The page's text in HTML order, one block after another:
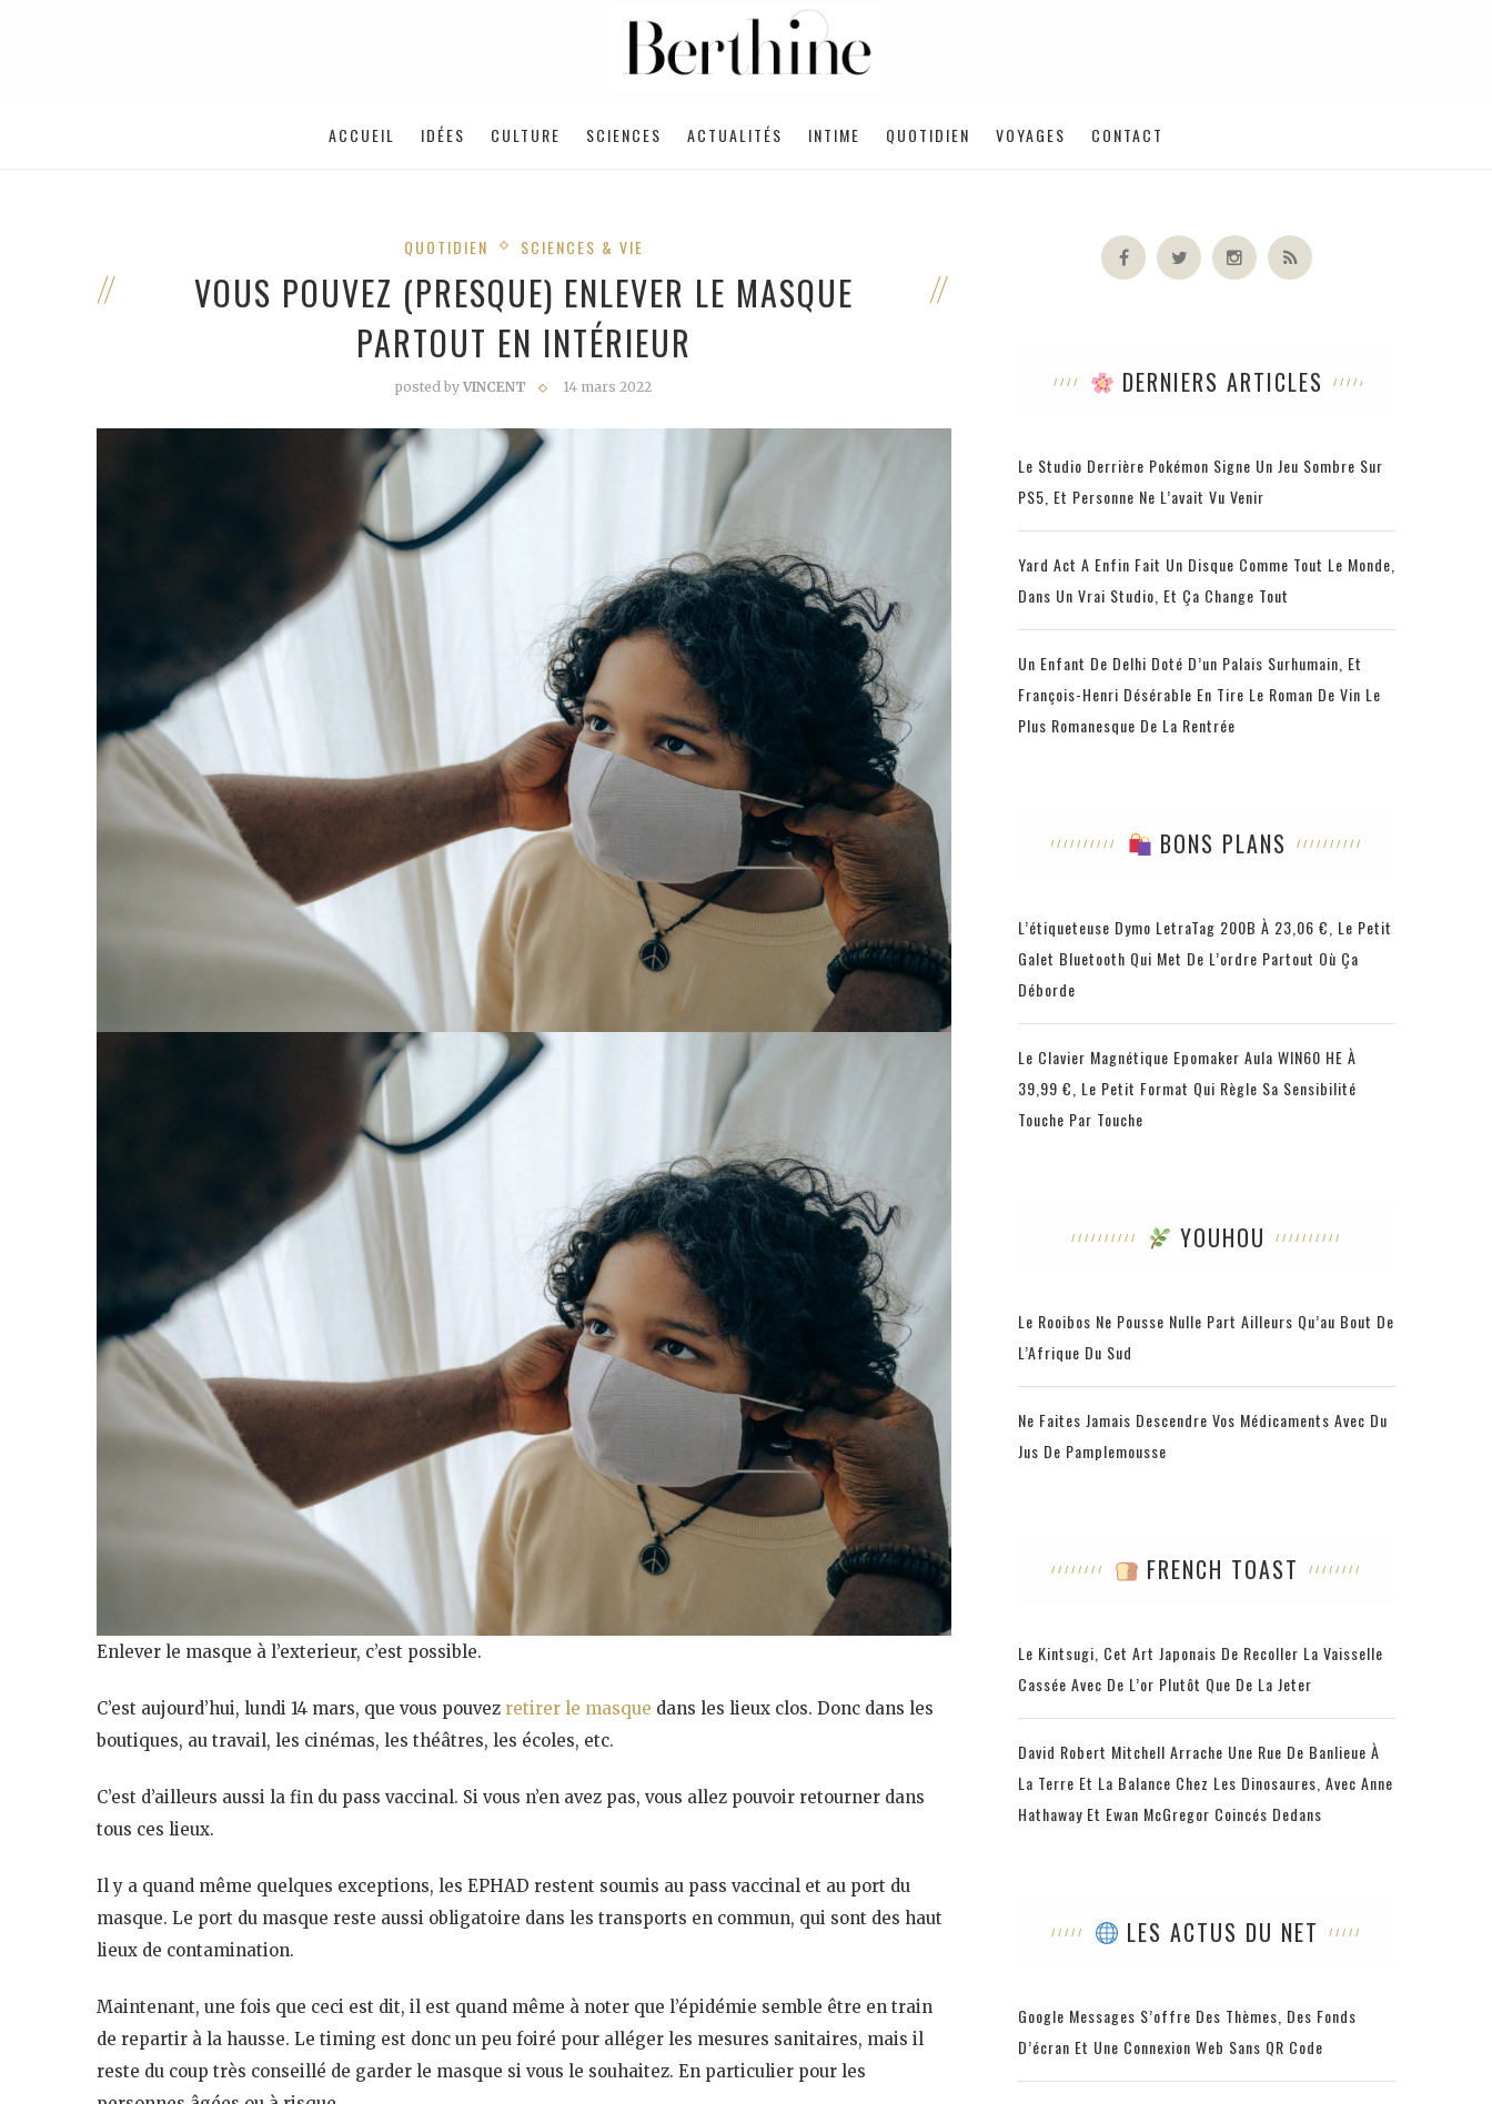
ACCUEIL IDÉES CULTURE SCIENCES ACTUALITÉS INTIME QUOTIDIEN VOYAGES CONTACT
QUOTIDIEN SCIENCES & VIE
VOUS POUVEZ (PRESQUE) ENLEVER LE MASQUE
PARTOUT EN INTÉRIEUR
posted byVINCENT 14 mars 2022
Enlever le masque à l’exterieur, c’est possible.
C’est aujourd’hui, lundi 14 mars, que vous pouvez retirer le masque dans les lieux clos. Donc dans les
boutiques, au travail, les cinémas, les théâtres, les écoles, etc.
C’est d’ailleurs aussi la fin du pass vaccinal. Si vous n’en avez pas, vous allez pouvoir retourner dans
tous ces lieux.
Il y a quand même quelques exceptions, les EPHAD restent soumis au pass vaccinal et au port du
masque. Le port du masque reste aussi obligatoire dans les transports en commun, qui sont des haut
lieux de contamination.
Maintenant, une fois que ceci est dit, il est quand même à noter que l’épidémie semble être en train
de repartir à la hausse. Le timing est donc un peu foiré pour alléger les mesures sanitaires, mais il
reste du coup très conseillé de garder le masque si vous le souhaitez. En particulier pour les
DERNIERS ARTICLES
Le Studio Derrière Pokémon Signe Un Jeu Sombre Sur
PS5, Et Personne Ne L’avait Vu Venir
Yard Act A Enfin Fait Un Disque Comme Tout Le Monde,
Dans Un Vrai Studio, Et Ça Change Tout
Un Enfant De Delhi Doté D’un Palais Surhumain, Et
François-Henri Désérable En Tire Le Roman De Vin Le
Plus Romanesque De La Rentrée
BONS PLANS
L’étiqueteuse Dymo LetraTag 200B À 23,06 €, Le Petit
Galet Bluetooth Qui Met De L’ordre Partout Où Ça
Déborde
Le Clavier Magnétique Epomaker Aula WIN60 HE À
39,99 €, Le Petit Format Qui Règle Sa Sensibilité
Touche Par Touche
YOUHOU
Le Rooibos Ne Pousse Nulle Part Ailleurs Qu’au Bout De
L’Afrique Du Sud
Ne Faites Jamais Descendre Vos Médicaments Avec Du
Jus De Pamplemousse
FRENCH TOAST
Le Kintsugi, Cet Art Japonais De Recoller La Vaisselle
Cassée Avec De L’or Plutôt Que De La Jeter
David Robert Mitchell Arrache Une Rue De Banlieue À
La Terre Et La Balance Chez Les Dinosaures, Avec Anne
Hathaway Et Ewan McGregor Coincés Dedans
LES ACTUS DU NET
Google Messages S’offre Des Thèmes, Des Fonds
D’écran Et Une Connexion Web Sans QR Code